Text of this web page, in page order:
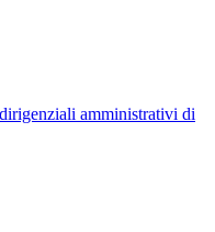
amministrativi di